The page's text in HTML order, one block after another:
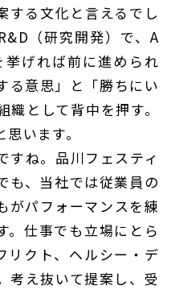
する文化と言えるでし
（研究開発）で、A
げれば前に進められ
る意思」と「勝ちにい
として背中を押す。
います。
すね。品川フェスティ
も、当社では従業員の
がパフォーマンスを練
。仕事でも立場にとら
リクト、ヘルシー・デ
考え抜いて提案し、受